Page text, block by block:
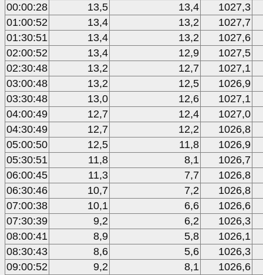
00:00:28
13,5 13,4
1027,3
01:00:52
13,4 13,2
1027,7
01:30:51
13,4 13,2
1027,6
02:00:52
13,4 12,9
1027,5
02:30:48
13,2 12,7
1027,1
03:00:48
13,2 12,5
1026,9
03:30:48
13,0 12,6
1027,1
04:00:49
12,7 12,4
1027,0
04:30:49
12,7 12,2
1026,8
05:00:50
12,5 11,8
1026,9
05:30:51
11,8 8,1
1026,7
06:00:45
11,3 7,7
1026,8
06:30:46
10,7 7,2
1026,8
07:00:38
10,1 6,6
1026,6
07:30:39
9,2 6,2
1026,3
08:00:41
8,9 5,8
1026,1
08:30:43
8,6 5,6
1026,3
09:00:52
9,2 8,1
1026,6